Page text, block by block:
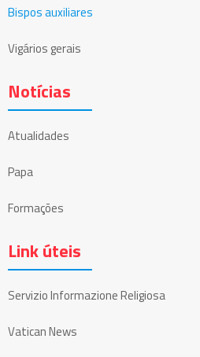
Bispos auxiliares
Vigários gerais
Notícias
Atualidades
Papa
Formações
Link úteis
Servizio Informazione Religiosa
Vatican News